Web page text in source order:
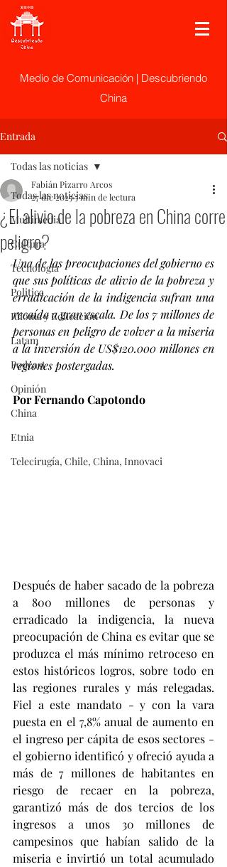
Medio de Comunicación | Descubriendo
China
Entrada
Todas las noticias
Multimedia
Cultura
Tecnología
Politica
Idioma y Educación
Latam
Podcast
Opinión
China
Etnia
Telecirugía, Chile, China, Innovaci
Todas las noticias
¿El alivio de la pobreza en China corre
peligro?
Fabián Pizarro Arcos
27 dic 20255 min de lectura
Una de las preocupaciones del gobierno es
que sus políticas de alivio de la pobreza y
erradicación de la indigencia sufran una
recaída a gran escala. De los 7 millones de
personas en peligro de volver a la miseria
a la inversión de US$120.000 millones en
regiones postergadas.
Por Fernando Capotondo
Después de haber sacado de la pobreza
a 800 millones de personas y
erradicado la indigencia, la nueva
preocupación de China es evitar que se
produzca el más mínimo retroceso en
estos históricos logros, sobre todo en
las regiones rurales y más relegadas.
Fiel a este mandato - y con la vara
puesta en el 7,8% anual de aumento en
el ingreso per cápita de esos sectores -
el gobierno identificó y ofreció ayuda a
más de 7 millones de habitantes en
riesgo de recaer en la pobreza,
garantizó más de dos tercios de los
ingresos a unos 30 millones de
campesinos que habían salido de la
miseria e invirtió un total acumulado